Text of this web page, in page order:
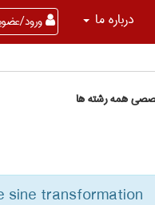
درباره ما ورود/
همه رشته ها
sine transformation